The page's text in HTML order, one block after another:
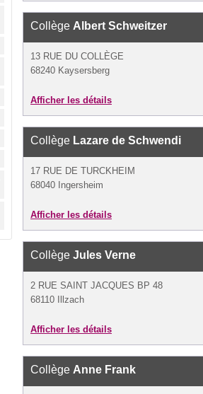
Collège Albert Schweitzer
13 RUE DU COLLÈGE
68240 Kaysersberg
Afficher les détails
Collège Lazare de Schwendi
17 RUE DE TURCKHEIM
68040 Ingersheim
Afficher les détails
Collège Jules Verne
2 RUE SAINT JACQUES BP 48
68110 Illzach
Afficher les détails
Collège Anne Frank